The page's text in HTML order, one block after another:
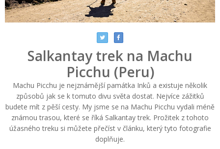
Salkantay trek na Machu
Picchu (Peru)
Machu Picchu je nejznámější památka Inků a existuje několik
způsobů jak se k tomuto divu světa dostat. Nejvíce zážitků
budete mít z pěší cesty. My jsme se na Machu Picchu vydali méně
známou trasou, které se říká Salkantay trek. Prožitek z tohoto
úžasného treku si můžete přečíst v článku, který tyto fotografie
doplňuje.